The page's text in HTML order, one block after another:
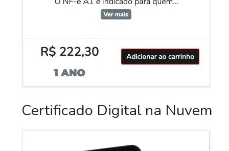
Certificado Digital na Nuvem